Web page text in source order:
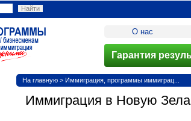
О нас
Гарантия
На главную > Иммиграция, программы иммиграц...
Иммиграция в Новую